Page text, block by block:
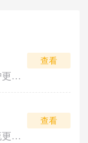
监控管理摄像头，远程看护更安心。
查看
自由设定输入法，输入交流更便利。
查看